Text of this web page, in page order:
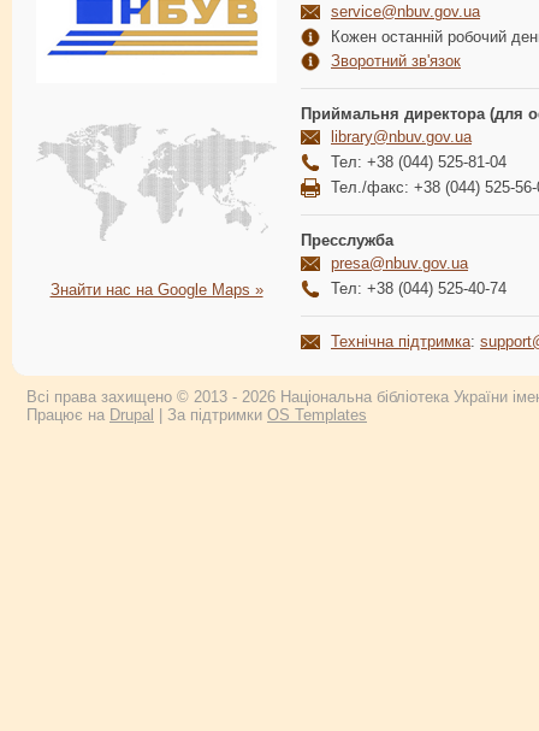
Знайти нас на Google Maps »
service@nbuv.gov.ua
Кожен останній робочий
Зворотний зв'язок
Приймальня директора (для
library@nbuv.gov.ua
Тел: +38 (044) 525-81-04
Тел./факс: +38 (044) 525-56-
Пресслужба
presa@nbuv.gov.ua
Тел: +38 (044) 525-40-74
Технічна підтримка:
Всі права захищено © 2013 - 2026 Національна бібліотека України
Працює на Drupal | За підтримки OS Templates